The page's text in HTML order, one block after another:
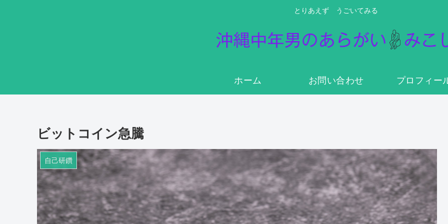
とりあえず うごいてみる
ホーム お問い合わせ プロフィー
ビットコイン急騰
自己研鑽